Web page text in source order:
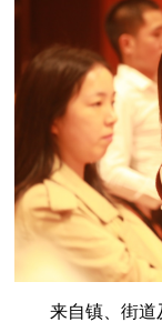
来自镇、街道